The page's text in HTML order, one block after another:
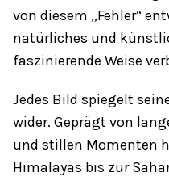
von diesem „Fehler“
natürliches und
faszinierende Weise
Jedes Bild spiegelt
wider. Geprägt von
und stillen Momenten
Himalayas bis zur